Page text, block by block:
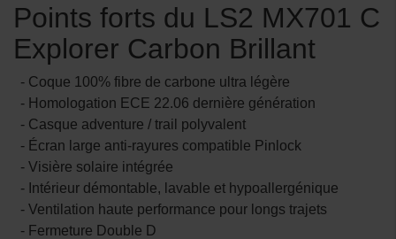
Points forts du LS2 MX701 C
Explorer Carbon Brillant
- Coque 100% fibre de carbone ultra légère
- Homologation ECE 22.06 dernière génération
- Casque adventure / trail polyvalent
- Écran large anti-rayures compatible Pinlock
- Visière solaire intégrée
- Intérieur démontable, lavable et hypoallergénique
- Ventilation haute performance pour longs trajets
- Fermeture Double D